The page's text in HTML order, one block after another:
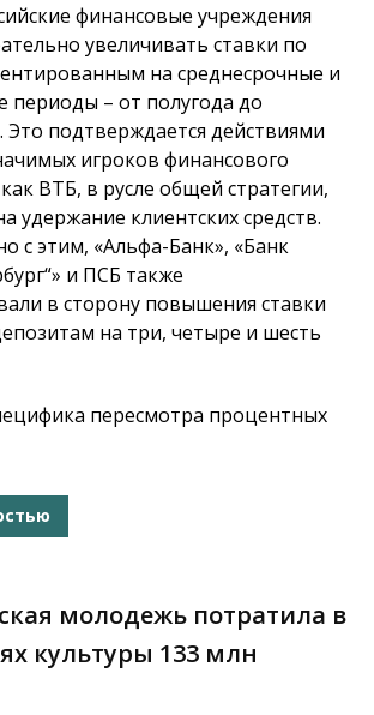
финансовые учреждения
увеличивать ставки по
на среднесрочные и
периоды – от полугода до
Это подтверждается действиями
игроков финансового
ВТБ, в русле общей стратегии,
удержание клиентских средств.
с этим, «Альфа-Банк», «Банк
и ПСБ также
в сторону повышения ставки
на три, четыре и шесть
пересмотра процентных
молодежь потратила в
культуры 133 млн